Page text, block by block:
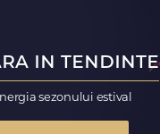
in tendinte
sezonului estival